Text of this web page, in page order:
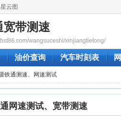
云图
宽带测速
wangsuceshi/xinjiangtietong/
油价查询 汽车时刻表
铁通测速、网速测试
网速测试、宽带测速